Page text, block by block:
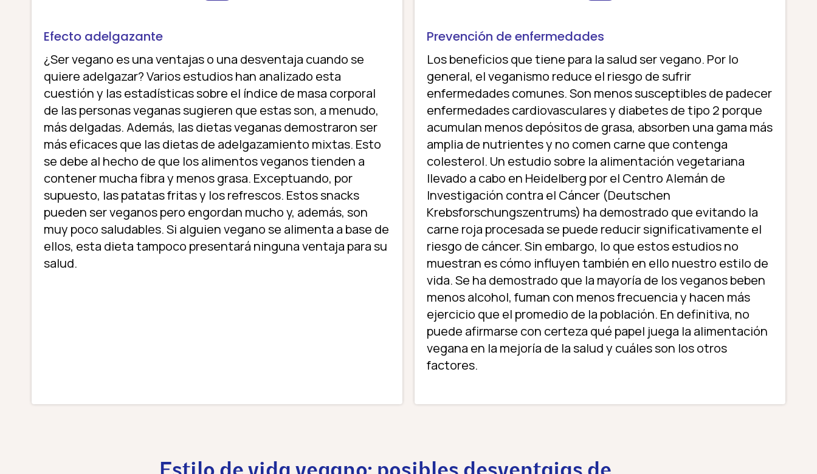
Efecto adelgazante
¿Ser vegano es una ventajas o una desventaja cuando se
quiere adelgazar? Varios estudios han analizado esta
cuestión y las estadísticas sobre el índice de masa corporal
de las personas veganas sugieren que estas son, a menudo,
más delgadas. Además, las dietas veganas demostraron ser
más eficaces que las dietas de adelgazamiento mixtas. Esto
se debe al hecho de que los alimentos veganos tienden a
contener mucha fibra y menos grasa. Exceptuando, por
supuesto, las patatas fritas y los refrescos. Estos snacks
pueden ser veganos pero engordan mucho y, además, son
muy poco saludables. Si alguien vegano se alimenta a base de
ellos, esta dieta tampoco presentará ninguna ventaja para su
salud.
Prevención de enfermedades
Los beneficios que tiene para la salud ser vegano. Por lo
general, el veganismo reduce el riesgo de sufrir
enfermedades comunes. Son menos susceptibles de padecer
enfermedades cardiovasculares y diabetes de tipo 2 porque
acumulan menos depósitos de grasa, absorben una gama más
amplia de nutrientes y no comen carne que contenga
colesterol. Un estudio sobre la alimentación vegetariana
llevado a cabo en Heidelberg por el Centro Alemán de
Investigación contra el Cáncer (Deutschen
Krebsforschungszentrums) ha demostrado que evitando la
carne roja procesada se puede reducir significativamente el
riesgo de cáncer. Sin embargo, lo que estos estudios no
muestran es cómo influyen también en ello nuestro estilo de
vida. Se ha demostrado que la mayoría de los veganos beben
menos alcohol, fuman con menos frecuencia y hacen más
ejercicio que el promedio de la población. En definitiva, no
puede afirmarse con certeza qué papel juega la alimentación
vegana en la mejoría de la salud y cuáles son los otros
factores.